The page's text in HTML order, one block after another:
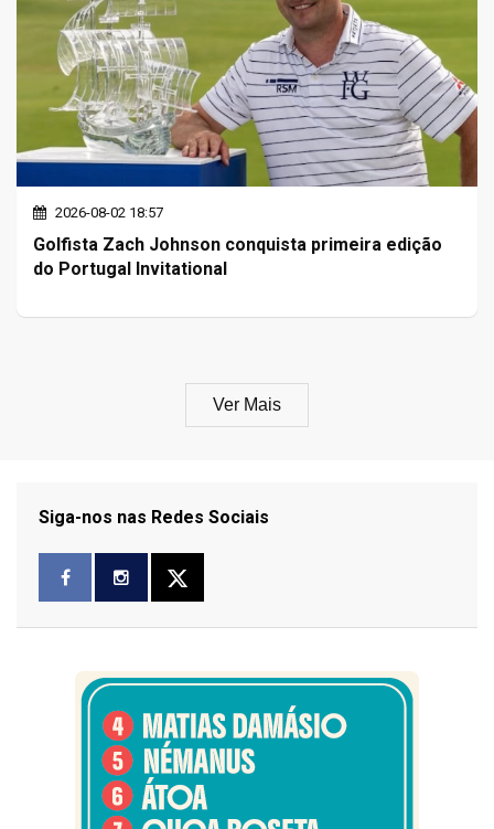
2026-08-02 18:57
Golfista Zach Johnson conquista primeira edição
do Portugal Invitational
Ver Mais
Siga-nos nas Redes Sociais